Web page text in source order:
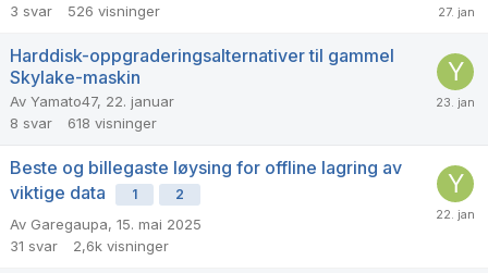
3 svar 526 visninger
Harddisk-oppgraderingsalternativer til gammel
Skylake-maskin
Av Yamato47, 22. januar
8 svar 618 visninger
Beste og billegaste løysing for offline lagring av
viktige data
1 2
Av Garegaupa, 15. mai 2025
31 svar 2,6k visninger